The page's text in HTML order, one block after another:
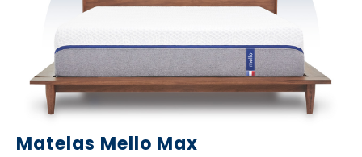
Matelas Mello Max